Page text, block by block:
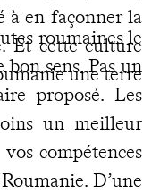
à en façonner la
Et cette culture
une terre
roumaines le
sens. Pas un
proposé. Les
un meilleur
compétences
D’une